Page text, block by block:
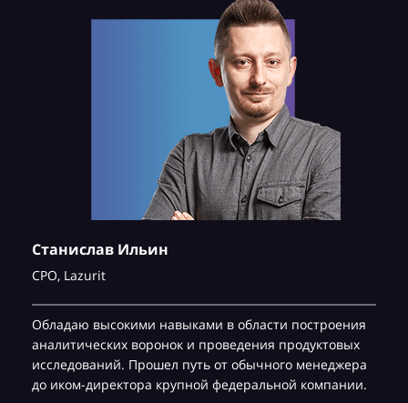
Станислав Ильин
CPO, Lazurit
Обладаю высокими навыками в области построения
аналитических воронок и проведения продуктовых
исследований. Прошел путь от обычного менеджера
до иком-директора крупной федеральной компании.